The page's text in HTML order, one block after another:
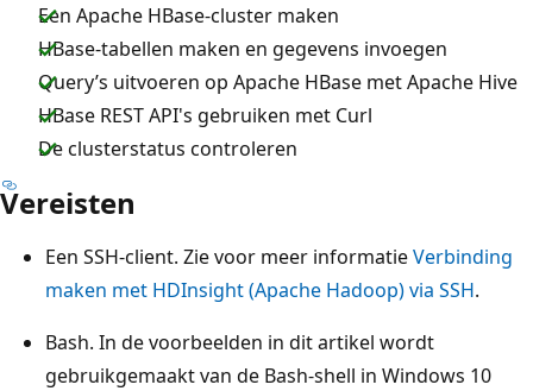
Een Apache HBase-cluster maken
HBase-tabellen maken en gegevens invoegen
Query’s uitvoeren op Apache HBase met Apache Hive
HBase REST API's gebruiken met Curl
De clusterstatus controleren
Vereisten
Een SSH-client. Zie voor meer informatieVerbinding
maken met HDInsight (Apache Hadoop) via SSH.
Bash. In de voorbeelden in dit artikel wordt
gebruikgemaakt van de Bash-shell in Windows 10